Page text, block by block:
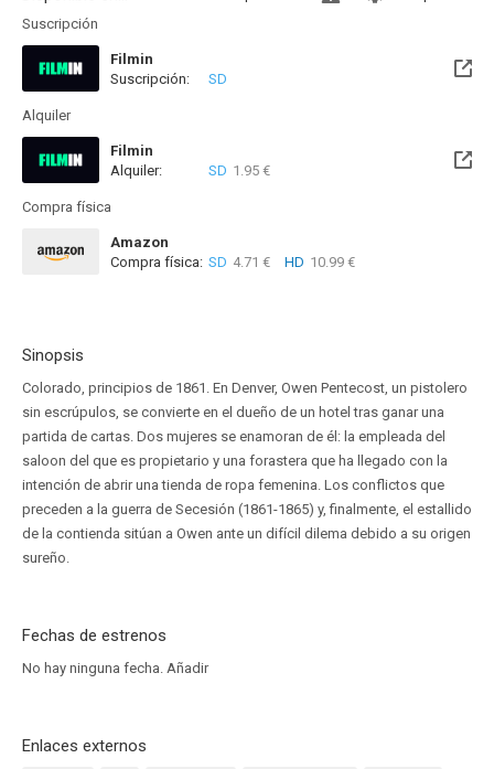
Suscripción
Filmin
Disponible hasta el Vie, 02 Oct 2026 (Queda 1 mes)
Suscripción: SD
Alquiler
Filmin
Disponible hasta el Vie, 02 Oct 2026 (Queda 1 mes)
Alquiler: SD 1.95 €
Compra física
Amazon
Compra física: SD 4.71 € HD 10.99 €
Sinopsis
Colorado, principios de 1861. En Denver, Owen Pentecost, un pistolero
sin escrúpulos, se convierte en el dueño de un hotel tras ganar una
partida de cartas. Dos mujeres se enamoran de él: la empleada del
saloon del que es propietario y una forastera que ha llegado con la
intención de abrir una tienda de ropa femenina. Los conflictos que
preceden a la guerra de Secesión (1861-1865) y, finalmente, el estallido
de la contienda sitúan a Owen ante un difícil dilema debido a su origen
sureño.
Fechas de estrenos
No hay ninguna fecha. Añadir
Enlaces externos